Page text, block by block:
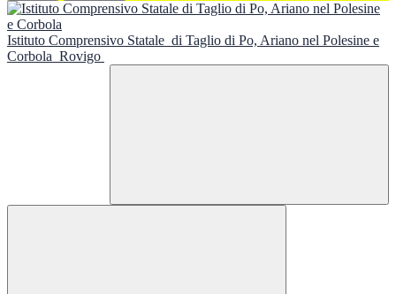
Istituto Comprensivo Statale di Taglio di Po, Ariano nel Polesine e
Corbola Rovigo